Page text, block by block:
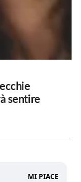
sentire
MI PIACE